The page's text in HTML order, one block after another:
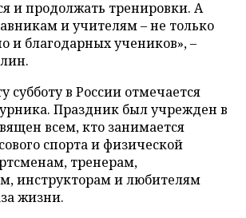
и продолжать тренировки. А
и учителям – не только
и благодарных учеников», –
субботу в России отмечается
Праздник был учрежден в
всем, кто занимается
спорта и физической
тренерам,
инструкторам и любителям
жизни.